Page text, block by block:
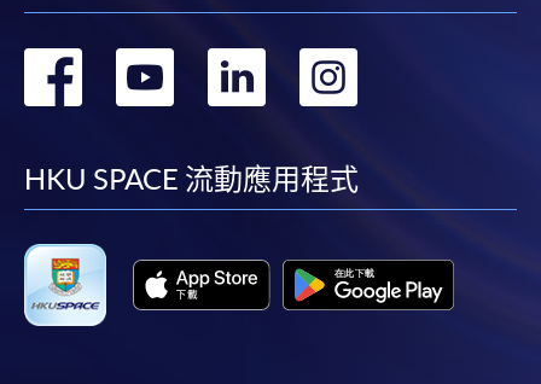
轉
facebook
轉
youtube
轉
linkedin
轉
HKU SPACE 流動應用程式